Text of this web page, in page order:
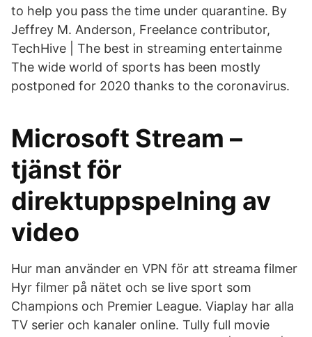
to help you pass the time under quarantine. By
Jeffrey M. Anderson, Freelance contributor,
TechHive | The best in streaming entertainme
The wide world of sports has been mostly
postponed for 2020 thanks to the coronavirus.
Microsoft Stream –
tjänst för
direktuppspelning av
video
Hur man använder en VPN för att streama filmer
Hyr filmer på nätet och se live sport som
Champions och Premier League. Viaplay har alla
TV serier och kanaler online. Tully full movie